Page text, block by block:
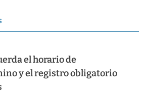
el horario de
y el registro obligatorio